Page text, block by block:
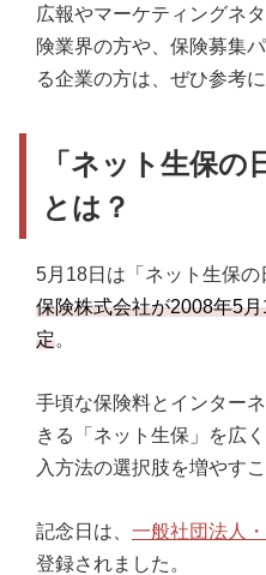
広報やマーケティングネ
険業界の方や、保険募集
る企業の方は、ぜひ参考
「ネット生保の
とは？
5月18日は「ネット生保の
保険株式会社が2008年5
定。
手頃な保険料とインター
きる「ネット生保」を広
入方法の選択肢を増やす
記念日は、 一般社団法人
登録されました。